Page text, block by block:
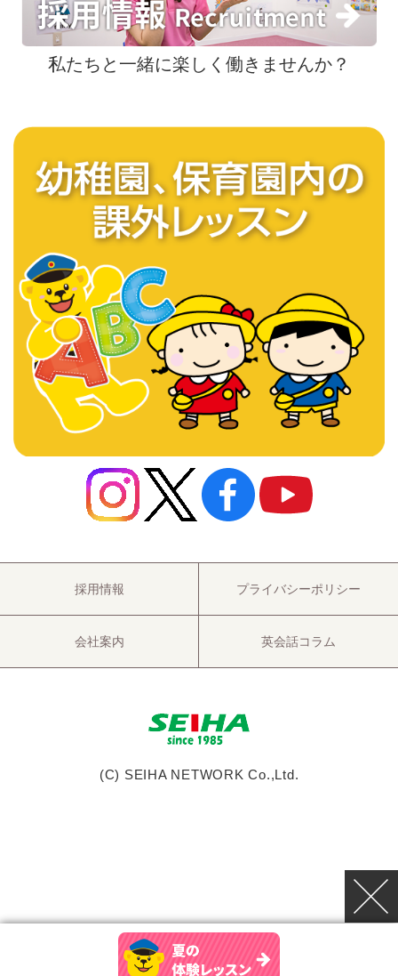
私たちと一緒に楽しく働きませんか？
採用情報 プライバシーポリシー
会社案内 英会話コラム
(C) SEIHA NETWORK Co.,Ltd.